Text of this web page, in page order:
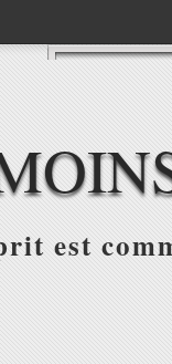
est